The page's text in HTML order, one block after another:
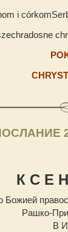
i
К С Е
Божией
Рашко-
В